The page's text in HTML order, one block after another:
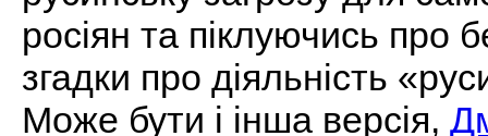
росіян та піклуючись про
згадки про діяльність
Може бути і інша версія,